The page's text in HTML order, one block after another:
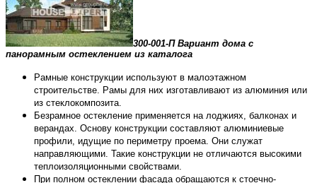
300-001-П Вариант дома с
панорамным остеклением из каталога
Рамные конструкции используют в малоэтажном
строительстве. Рамы для них изготавливают из алюминия или
из стеклокомпозита.
Безрамное остекление применяется на лоджиях, балконах и
верандах. Основу конструкции составляют алюминиевые
профили, идущие по периметру проема. Они служат
направляющими. Такие конструкции не отличаются высокими
теплоизоляционными свойствами.
При полном остеклении фасада обращаются к стоечно-